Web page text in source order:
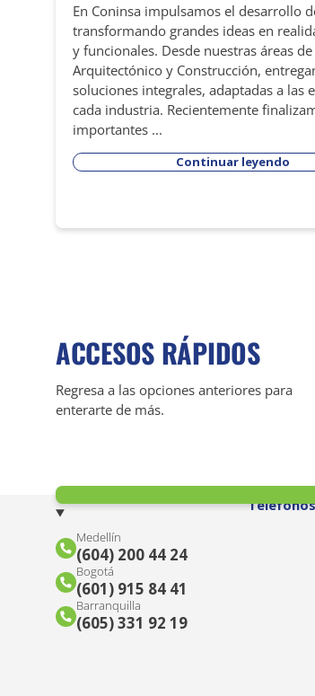
En Coninsa impulsamos el desarrollo
transformando grandes ideas en
y funcionales. Desde nuestras áreas
Arquitectónico y Construcción,
soluciones integrales, adaptadas a las
cada industria. Recientemente
importantes ...
Continuar leyendo
ACCESOS RÁPIDOS
Regresa a las opciones anteriores para
enterarte de más.
Medellín
(604) 200 44 24
Bogotá
(601) 915 84 41
Barranquilla
(605) 331 92 19